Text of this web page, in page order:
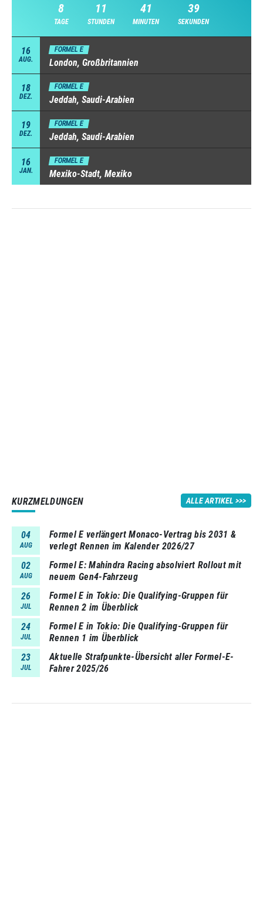
8
TAGE
11
STUNDEN
41
MINUTEN
37
SEKUNDEN
16
AUG.
FORMEL E
London, Großbritannien
18
DEZ.
FORMEL E
Jeddah, Saudi-Arabien
19
DEZ.
FORMEL E
Jeddah, Saudi-Arabien
16
JAN.
FORMEL E
Mexiko-Stadt, Mexiko
KURZMELDUNGEN ALLE ARTIKEL
04
AUG
Formel E verlängert Monaco-Vertrag bis 2031 &
verlegt Rennen im Kalender 2026/27
02
AUG
Formel E: Mahindra Racing absolviert Rollout mit
neuem Gen4-Fahrzeug
26
JUL
Formel E in Tokio: Die Qualifying-Gruppen für
Rennen 2 im Überblick
24
JUL
Formel E in Tokio: Die Qualifying-Gruppen für
Rennen 1 im Überblick
23
JUL
Aktuelle Strafpunkte-Übersicht aller Formel-E-
Fahrer 2025/26